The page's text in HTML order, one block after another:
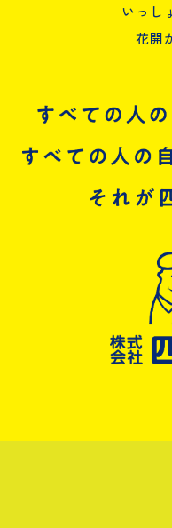
2027卒の方
四谷
いっし
花開